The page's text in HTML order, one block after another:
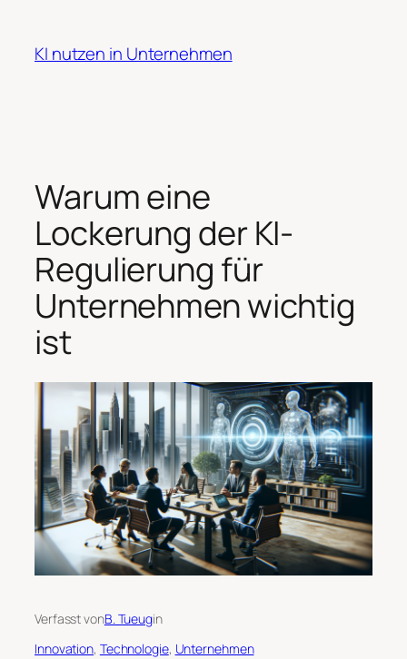
springen
KI nutzen in Unternehmen
Warum eine
Lockerung der KI-
Regulierung für
Unternehmen wichtig
ist
Verfasst vonB. Tueugin
Innovation, Technologie, Unternehmen